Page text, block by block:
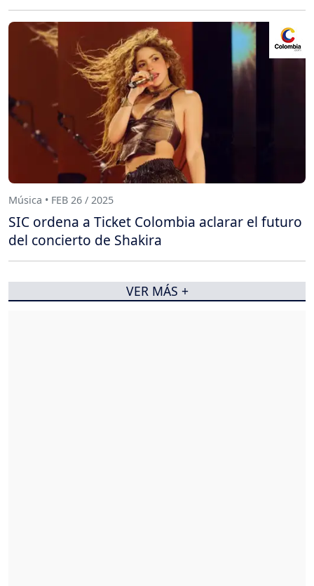
Música • FEB 26 / 2025
SIC ordena a Ticket Colombia aclarar el futuro
del concierto de Shakira
VER MÁS +